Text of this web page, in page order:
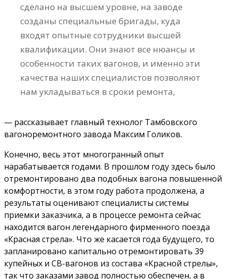
сделано на высшем уровне, на заводе
созданы специальные бригады, куда
входят опытные сотрудники высшей
квалификации. Они знают все нюансы и
особенности таких вагонов, и именно эти
качества наших специалистов позволяют
нам укладываться в сроки ремонта,
— рассказывает главный технолог Тамбовского
вагоноремонтного завода Максим Голиков.
Конечно, весь этот многогранный опыт
нарабатывается годами. В прошлом году здесь было
отремонтировано два подобных вагона повышенной
комфортности, в этом году работа продолжена, а
результаты оценивают специалисты системы
приемки заказчика, а в процессе ремонта сейчас
находится вагон легендарного фирменного поезда
«Красная стрела». Что же касается года будущего, то
запланировано капитально отремонтировать 39
купейных и СВ-вагонов из состава «Красной стрелы»,
так что заказами завод полностью обеспечен, а в